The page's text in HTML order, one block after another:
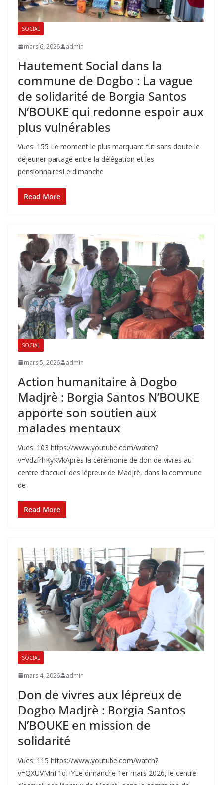
SOCIAL
mars 6, 2026 admin
Hautement Social dans la
commune de Dogbo : La vague
de solidarité de Borgia Santos
N’BOUKE qui redonne espoir aux
plus vulnérables
Vues: 155 Le moment le plus marquant fut sans doute le
déjeuner partagé entre la délégation et les
pensionnaires‎‎Le dimanche
Read More
SOCIAL
mars 5, 2026 admin
Action humanitaire à Dogbo
Madjrè : Borgia Santos N’BOUKE
apporte son soutien aux
malades mentaux
Vues: 103 https://www.youtube.com/watch?
v=VdzfrhKyKVk‎Après la cérémonie de don de vivres au
centre d’accueil des lépreux de Madjrè, dans la commune
de
Read More
SOCIAL
mars 4, 2026 admin
Don de vivres aux lépreux de
Dogbo Madjrè : Borgia Santos
N’BOUKE en mission de
solidarité
Vues: 115 https://www.youtube.com/watch?
v=QXUVMnF1qHY‎Le dimanche 1er mars 2026, le centre